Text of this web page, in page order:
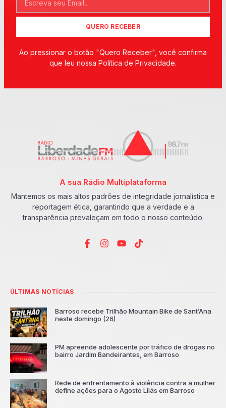
QUERO RECEBER
Ao pressionar o botão "Quero Receber", você confirma
que leu nossa Política de Privacidade.
A sua Rádio Multiplataforma
Mantemos os mais altos padrões de integridade jornalística e
reportagem ética, garantindo que a verdade e a
transparência prevaleçam em todo o nosso conteúdo.
ÚLTIMAS NOTÍCIAS
Barroso recebe Trilhão Mountain Bike de Sant’Ana
neste domingo (26)
PM apreende adolescente por tráfico de drogas no
bairro Jardim Bandeirantes, em Barroso
Rede de enfrentamento à violência contra a mulher
define ações para o Agosto Lilás em Barroso